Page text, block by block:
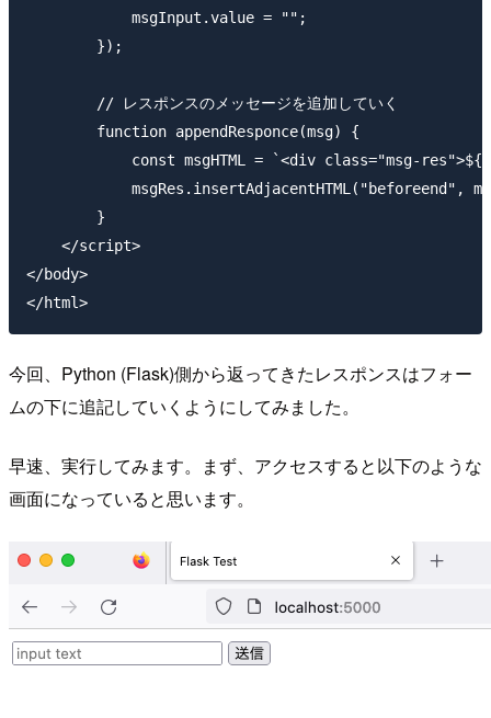
            msgInput.value = "";
        });
        // レスポンスのメッセージを追加していく
        function appendResponce(msg) {
const msgHTML = `<div class="msg-
msgRes.insertAdjacentHTML("beforeend",
        }
    </script>
</body>
今回、Python (Flask)側から返ってきたレスポンスはフォー
ムの下に追記していくようにしてみました。
早速、実行してみます。まず、アクセスすると以下のような
画面になっていると思います。